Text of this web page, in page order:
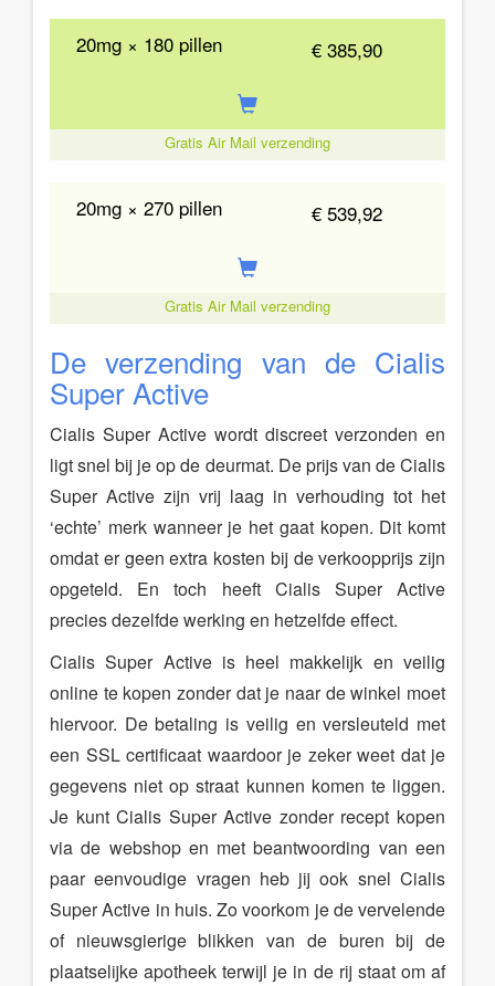
20mg × 180 pillen € 385,90
Gratis Air Mail verzending
20mg × 270 pillen € 539,92
Gratis Air Mail verzending
De verzending van de Cialis
Super Active
Cialis Super Active wordt discreet verzonden en
ligt snel bij je op de deurmat. De prijs van de Cialis
Super Active zijn vrij laag in verhouding tot het
‘echte’ merk wanneer je het gaat kopen. Dit komt
omdat er geen extra kosten bij de verkoopprijs zijn
opgeteld. En toch heeft Cialis Super Active
precies dezelfde werking en hetzelfde effect.
Cialis Super Active is heel makkelijk en veilig
online te kopen zonder dat je naar de winkel moet
hiervoor. De betaling is veilig en versleuteld met
een SSL certificaat waardoor je zeker weet dat je
gegevens niet op straat kunnen komen te liggen.
Je kunt Cialis Super Active zonder recept kopen
via de webshop en met beantwoording van een
paar eenvoudige vragen heb jij ook snel Cialis
Super Active in huis. Zo voorkom je de vervelende
of nieuwsgierige blikken van de buren bij de
plaatselijke apotheek terwijl je in de rij staat om af